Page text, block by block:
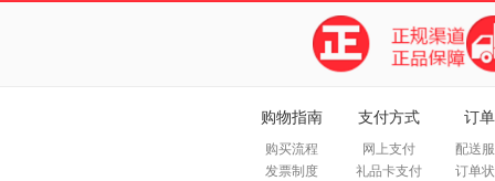
购物指南
购买流程
发票制度
支付方式
网上支付
礼品卡支付
订
配送
订单